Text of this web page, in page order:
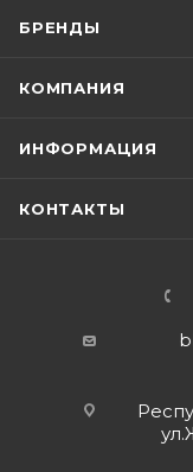
БРЕНДЫ
КОМПАНИЯ
ИНФОРМАЦИЯ
КОНТАКТЫ